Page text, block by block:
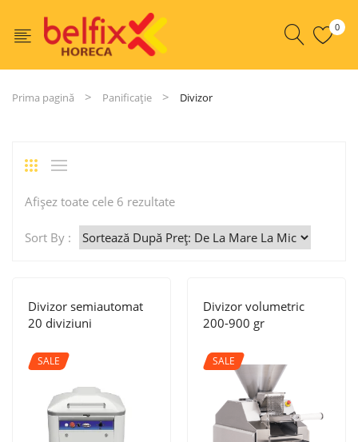
0
Prima pagină Panificație Divizor
Afișez toate cele 6 rezultateSortat
după
preț:
Sort By :
Divizor semiautomat
20 diviziuni
SALE
Divizor volumetric
200-900 gr
SALE